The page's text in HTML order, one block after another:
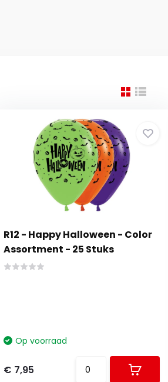
R12 - Happy Halloween - Color
Assortment - 25 Stuks
Op voorraad
€ 7,95